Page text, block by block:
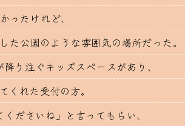
ったけれど、
公園のような雰囲気の場所だった。
り注ぐキッズスペースがあり、
くれた受付の方。
ださいね」と言ってもらい、